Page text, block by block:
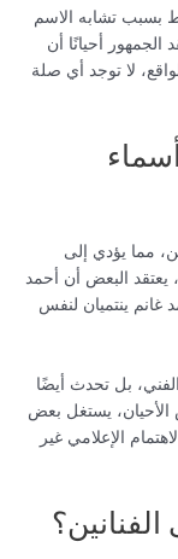
بسبب تشابه الاسم
أحيانًا أن
لا توجد أي صلة
مما يؤدي إلى
يعتقد البعض أن أحمد
غانم ينتميان لنفس
بل تحدث أيضًا
يستغل بعض
الإعلامي غير